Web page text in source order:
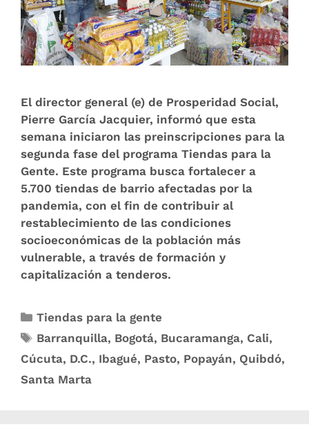
El director general (e) de Prosperidad Social,
Pierre García Jacquier, informó que esta
semana iniciaron las preinscripciones para la
segunda fase del programa Tiendas para la
Gente. Este programa busca fortalecer a
5.700 tiendas de barrio afectadas por la
pandemia, con el fin de contribuir al
restablecimiento de las condiciones
socioeconómicas de la población más
vulnerable, a través de formación y
capitalización a tenderos.
Tiendas para la gente
Barranquilla, Bogotá, Bucaramanga, Cali,
Cúcuta, D.C., Ibagué, Pasto, Popayán, Quibdó,
Santa Marta